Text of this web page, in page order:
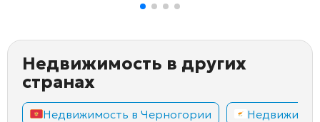
Недвижимость в других
странах
Недвижимость в Черногории